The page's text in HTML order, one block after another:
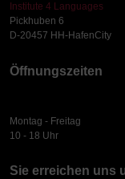
Institute 4 Languages
Pickhuben 6
D-20457 HH-HafenCity
Öffnungszeiten
Montag - Freitag
10 - 18 Uhr
Sie erreichen uns